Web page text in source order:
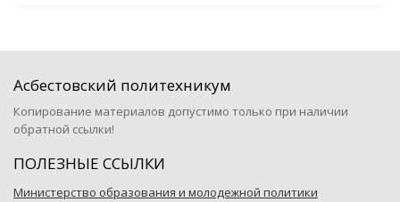
Асбестовский политехникум
Копирование материалов допустимо только при наличии
обратной ссылки!
ПОЛЕЗНЫЕ ССЫЛКИ
Министерство образования и молодежной политики